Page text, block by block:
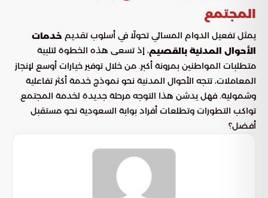
المجتمع
يمثل تفعيل الدوام المسائي تحولًا في أسلوب تقديم خدمات
الأحوال المدنية بالقصيم، إذ تسعى هذه الخطوة لتلبية
متطلبات المواطنين بمرونة أكبر. من خلال توفير خيارات أوسع لإنجاز
المعاملات، تتجه الأحوال المدنية نحو نموذج خدمة أكثر تفاعلية
وشمولية. فهل يدشن هذا التوجه مرحلة جديدة لخدمة المجتمع
تواكب التطورات وتطلعات أفراد بوابة السعودية نحو مستقبل
أفضل؟